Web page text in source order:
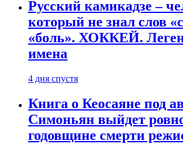
Русский камикадзе –
который не знал слов
«боль». ХОККЕЙ.
имена
4 дня спустя
Книга о Кеосаяне под
Симоньян выйдет
годовщине смерти